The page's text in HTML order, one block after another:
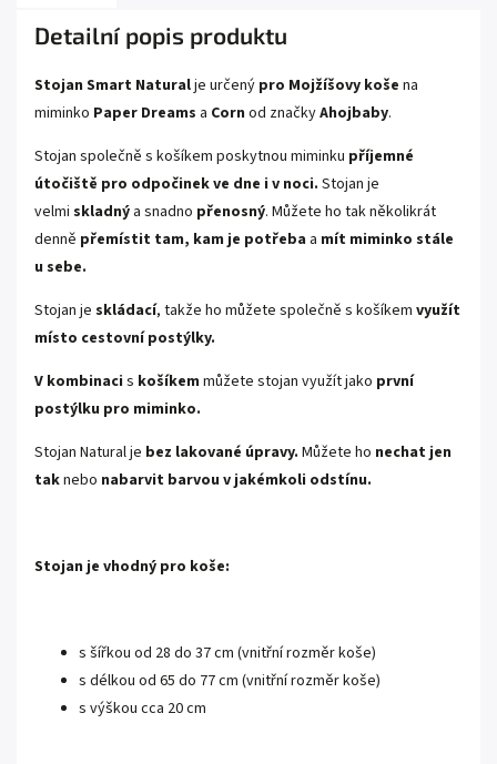
Detailní popis produktu
Stojan Smart Naturalje určený pro Mojžíšovy koše na
miminko Paper Dreams a Corn od značkyAhojbaby.
Stojan společně s košíkem poskytnou miminku příjemné
útočiště pro odpočinek ve dne i v noci. Stojan je
velmi skladný a snadno přenosný. Můžete ho tak několikrát
denně přemístit tam, kam je potřeba a mít miminko stále
u sebe.
Stojan je skládací, takže ho můžete společně s košíkem využít
místo cestovní postýlky.
V kombinaci s košíkem můžete stojan využít jako první
postýlku pro miminko.
Stojan Natural je bez lakované úpravy. Můžete ho nechat jen
taknebo nabarvit barvou v jakémkoli odstínu.
Stojan je vhodný pro koše:
s šířkou od 28 do 37 cm (vnitřní rozměr koše)
s délkou od 65 do 77 cm (vnitřní rozměr koše)
s výškou cca 20 cm